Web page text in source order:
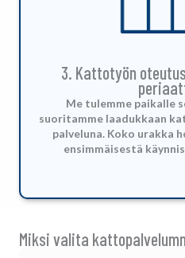
3. Kattotyön
Me tulemme paikalle
suoritamme laadukkaan
palveluna. Koko urakka
ensimmäisestä
Miksi valita